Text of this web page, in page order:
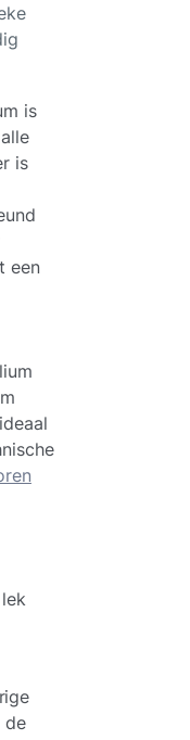
is
is
een
de